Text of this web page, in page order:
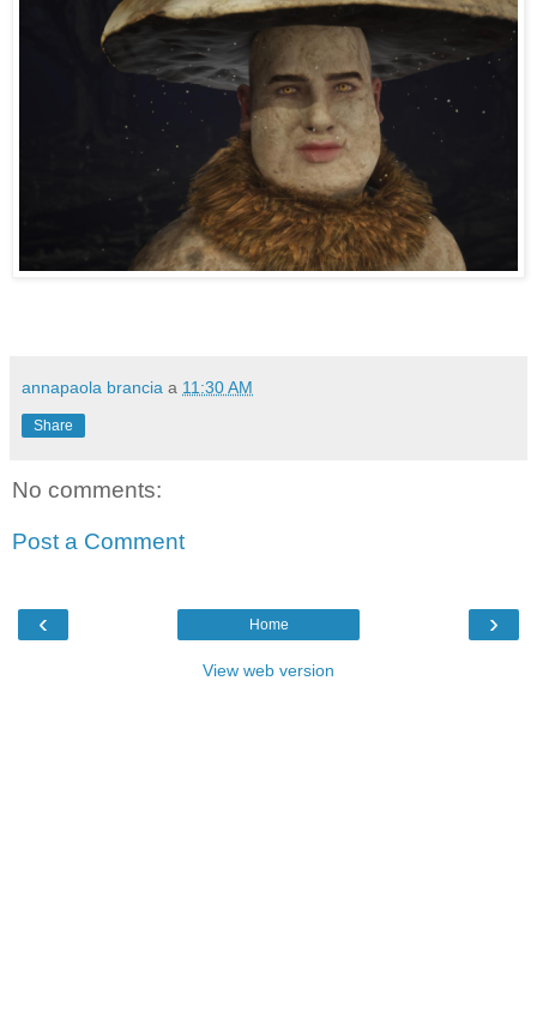
annapaola brancia a 11:30 AM
Share
No comments:
Post a Comment
‹ ›
Home
View web version